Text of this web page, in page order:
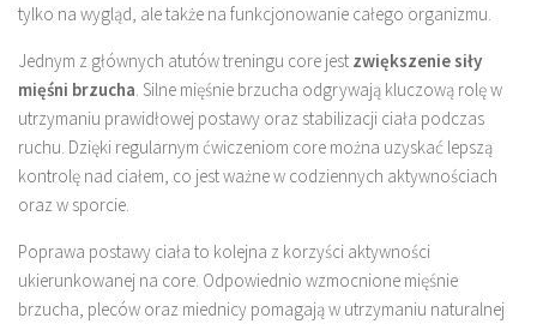
tylko na wygląd, ale także na funkcjonowanie całego organizmu.
Jednym z głównych atutów treningu core jest zwiększenie siły
mięśni brzucha . Silne mięśnie brzucha odgrywają kluczową rolę w
utrzymaniu prawidłowej postawy oraz stabilizacji ciała podczas
ruchu. Dzięki regularnym ćwiczeniom core można uzyskać lepszą
kontrolę nad ciałem, co jest ważne w codziennych aktywnościach
oraz w sporcie.
Poprawa postawy ciała to kolejna z korzyści aktywności
ukierunkowanej na core. Odpowiednio wzmocnione mięśnie
brzucha, pleców oraz miednicy pomagają w utrzymaniu naturalnej